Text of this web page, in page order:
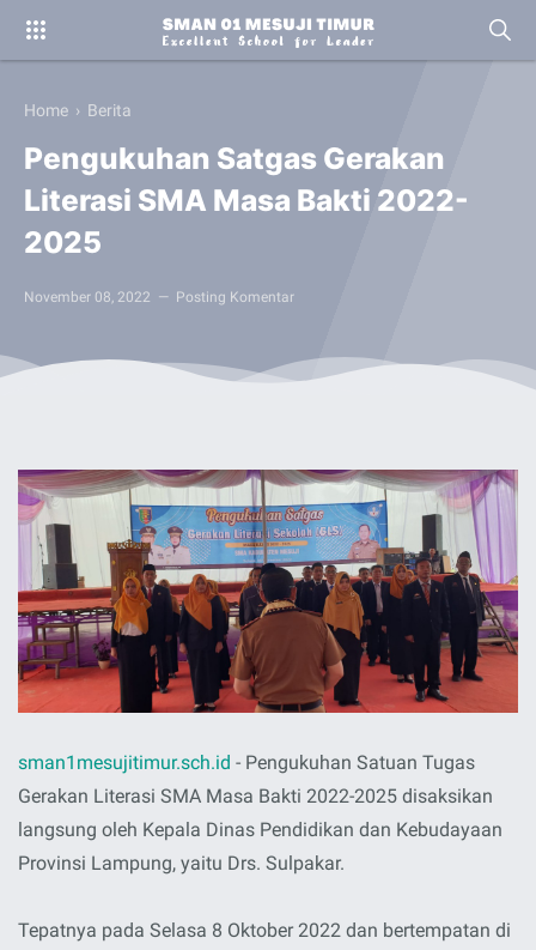
Home › Berita
Pengukuhan Satgas Gerakan
Literasi SMA Masa Bakti 2022-
2025
November 08, 2022 Posting Komentar
sman1mesujitimur.sch.id - Pengukuhan Satuan Tugas
Gerakan Literasi SMA Masa Bakti 2022-2025 disaksikan
langsung oleh Kepala Dinas Pendidikan dan Kebudayaan
Provinsi Lampung, yaitu Drs. Sulpakar.
Tepatnya pada Selasa 8 Oktober 2022 dan bertempatan di